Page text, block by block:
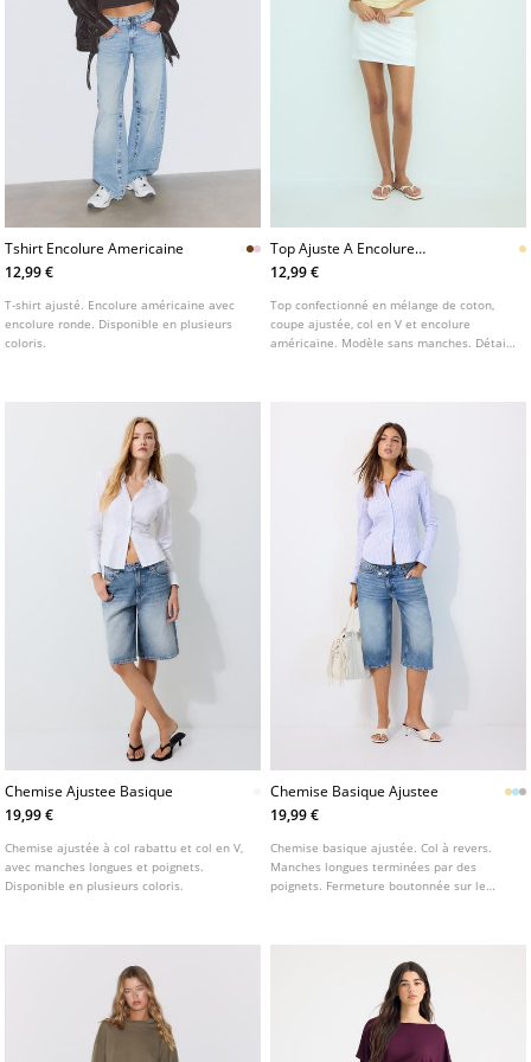
Tshirt Encolure Americaine
12,99 €
T-shirt ajusté. Encolure américaine avec
encolure ronde. Disponible en plusieurs
coloris.
Top Ajuste A Encolure
Americaine
12,99 €
Top confectionné en mélange de coton,
coupe ajustée, col en V et encolure
américaine. Modèle sans manches. Détail
Chemise Ajustee Basique
19,99 €
Chemise ajustée à col rabattu et col en V,
avec manches longues et poignets.
Disponible en plusieurs coloris.
Chemise Basique Ajustee
19,99 €
Chemise basique ajustée. Col à revers.
Manches longues terminées par des
poignets. Fermeture boutonnée sur le